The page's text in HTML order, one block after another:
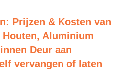
Prijzen & Kosten van
Aluminium
Deur aan
vervangen of laten